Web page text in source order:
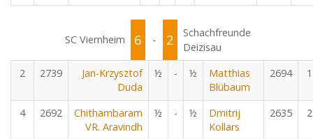
SC Viernheim 6 - 2
Schachfreunde
Deizisau
2
2739
Jan-Krzysztof
Duda
½ - ½
Matthias
Blübaum
2694 1
4 2692
Chithambaram
VR. Aravindh
½ - ½
Dmitrij
Kollars
2635 2